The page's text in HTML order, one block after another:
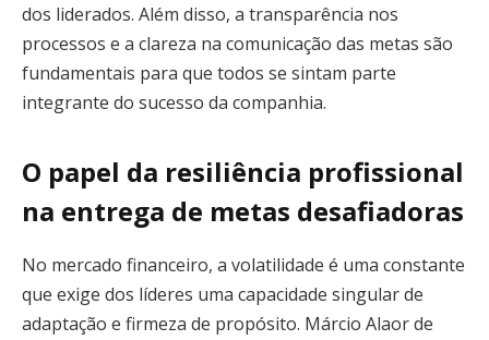
dos liderados. Além disso, a transparência nos
processos e a clareza na comunicação das metas são
fundamentais para que todos se sintam parte
integrante do sucesso da companhia.
O papel da resiliência profissional
na entrega de metas desafiadoras
No mercado financeiro, a volatilidade é uma constante
que exige dos líderes uma capacidade singular de
adaptação e firmeza de propósito. Márcio Alaor de